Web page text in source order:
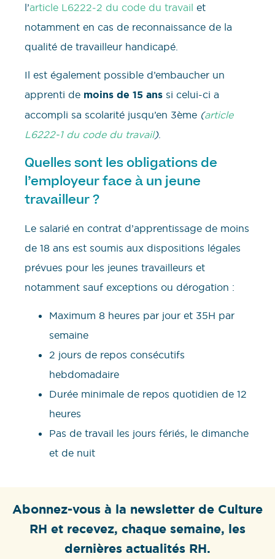
l’article L6222-2 du code du travail et
notamment en cas de reconnaissance de la
qualité de travailleur handicapé.
Il est également possible d’embaucher un
apprenti de moins de 15 ans si celui-ci a
accompli sa scolarité jusqu’en 3ème (article
L6222-1 du code du travail).
Quelles sont les obligations de
l’employeur face à un jeune
travailleur ?
Le salarié en contrat d’apprentissage de moins
de 18 ans est soumis aux dispositions légales
prévues pour les jeunes travailleurs et
notamment sauf exceptions ou dérogation :
Maximum 8 heures par jour et 35H par
semaine
2 jours de repos consécutifs
hebdomadaire
Durée minimale de repos quotidien de 12
heures
Pas de travail les jours fériés, le dimanche
et de nuit
Abonnez-vous à la newsletter de Culture
RH et recevez, chaque semaine, les
dernières actualités RH.